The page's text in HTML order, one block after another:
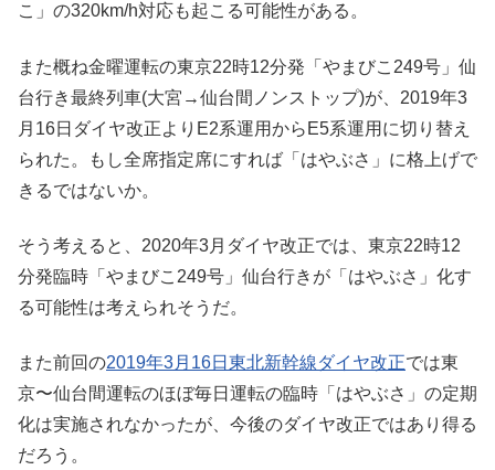
こ」の320km/h対応も起こる可能性がある。
また概ね金曜運転の東京22時12分発「やまびこ249号」仙
台行き最終列車(大宮→仙台間ノンストップ)が、2019年3
月16日ダイヤ改正よりE2系運用からE5系運用に切り替え
られた。もし全席指定席にすれば「はやぶさ」に格上げで
きるではないか。
そう考えると、2020年3月ダイヤ改正では、東京22時12
分発臨時「やまびこ249号」仙台行きが「はやぶさ」化す
る可能性は考えられそうだ。
また前回の2019年3月16日東北新幹線ダイヤ改正では東
京〜仙台間運転のほぼ毎日運転の臨時「はやぶさ」の定期
化は実施されなかったが、今後のダイヤ改正ではあり得る
だろう。